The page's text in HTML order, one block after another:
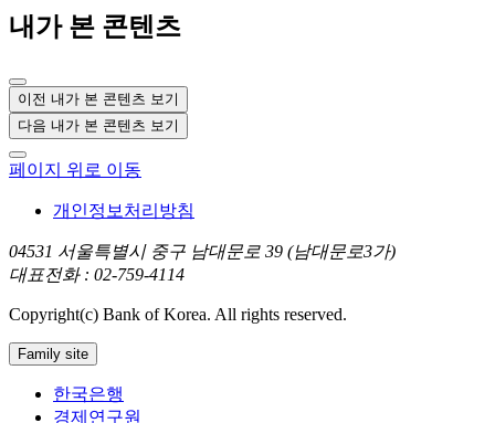
내가 본 콘텐츠
이전 내가 본 콘텐츠 보기
다음 내가 본 콘텐츠 보기
페이지 위로 이동
개인정보처리방침
04531 서울특별시 중구 남대문로 39 (남대문로3가)
대표전화 : 02-759-4114
Copyright(c) Bank of Korea. All rights reserved.
Family site
한국은행
경제연구원